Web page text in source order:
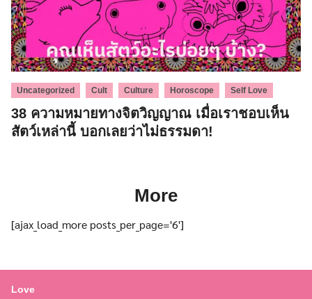
Uncategorized Cult Culture Horoscope Self Love
38 ความหมายทางจิตวิญญาณ เมื่อเราชอบเห็น
สัตว์เหล่านี้ บอกเลยว่าไม่ธรรมดา!
More
[ajax_load_more posts_per_page='6']
Love